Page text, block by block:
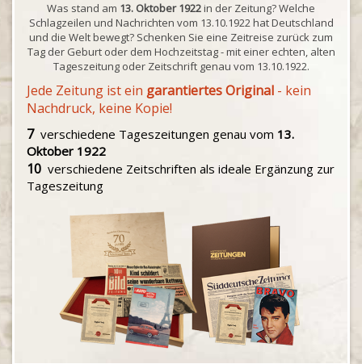
Was stand am 13. Oktober 1922in der Zeitung? Welche
Schlagzeilen und Nachrichten vom 13.10.1922 hat Deutschland
und die Welt bewegt? Schenken Sie eine Zeitreise zurück zum
Tag der Geburt oder dem Hochzeitstag - mit einer echten, alten
Tageszeitung oder Zeitschrift genau vom 13.10.1922.
Jede Zeitung ist ein garantiertes Original - kein
Nachdruck, keine Kopie!
7verschiedene Tageszeitungen genau vom 13.
Oktober 1922
10 verschiedene Zeitschriften als ideale Ergänzung zur
Tageszeitung